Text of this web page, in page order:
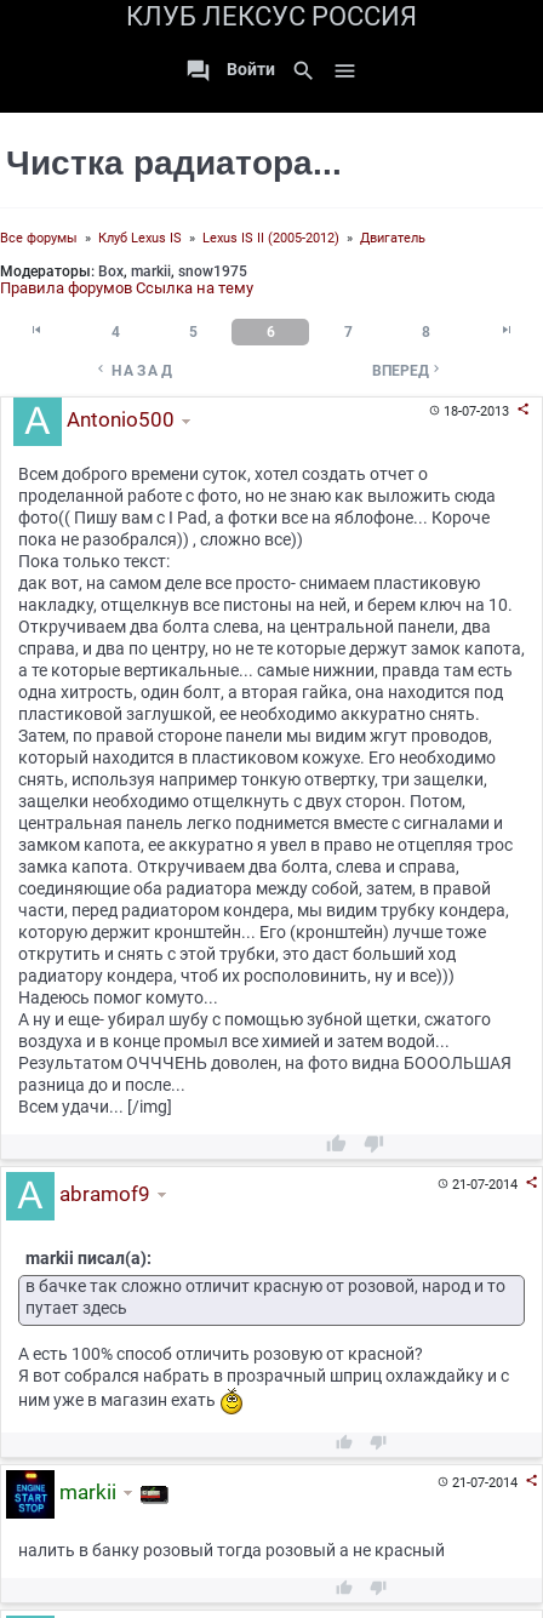
КЛУБ ЛЕКСУС РОССИЯ
 Войти search 
Чистка радиатора...
Все форумы » Клуб Lexus IS » Lexus IS II (2005-2012) » Двигатель
Модераторы: Box, markii, snow1975
Правила форумов Ссылка на тему
 4 5 6 7 8 
 НАЗАД ВПЕРЕД 
 18-07-2013 
Antonio500
Всем доброго времени суток, хотел создать отчет о
проделанной работе с фото, но не знаю как выложить сюда
фото(( Пишу вам с I Pad, а фотки все на яблофоне... Короче
пока не разобрался)) , сложно все))
Пока только текст:
дак вот, на самом деле все просто- снимаем пластиковую
накладку, отщелкнув все пистоны на ней, и берем ключ на 10.
Откручиваем два болта слева, на центральной панели, два
справа, и два по центру, но не те которые держут замок капота,
а те которые вертикальные... самые нижнии, правда там есть
одна хитрость, один болт, а вторая гайка, она находится под
пластиковой заглушкой, ее необходимо аккуратно снять.
Затем, по правой стороне панели мы видим жгут проводов,
который находится в пластиковом кожухе. Его необходимо
снять, используя например тонкую отвертку, три защелки,
защелки необходимо отщелкнуть с двух сторон. Потом,
центральная панель легко поднимется вместе с сигналами и
замком капота, ее аккуратно я увел в право не отцепляя трос
замка капота. Откручиваем два болта, слева и справа,
соединяющие оба радиатора между собой, затем, в правой
части, перед радиатором кондера, мы видим трубку кондера,
которую держит кронштейн... Его (кронштейн) лучше тоже
открутить и снять с этой трубки, это даст больший ход
радиатору кондера, чтоб их росполовинить, ну и все)))
Надеюсь помог комуто...
А ну и еще- убирал шубу с помощью зубной щетки, сжатого
воздуха и в конце промыл все химией и затем водой...
Результатом ОЧЧЧЕНЬ доволен, на фото видна БОООЛЬШАЯ
разница до и после...
Всем удачи... [/img]
 
21-07-2014 
abramof9
markii писал(а):
в бачке так сложно отличит красную от розовой, народ и то
путает здесь
А есть 100% способ отличить розовую от красной?
Я вот собрался набрать в прозрачный шприц охлаждайку и с
ним уже в магазин ехать
 
21-07-2014 
markii
налить в банку розовый тогда розовый а не красный
 